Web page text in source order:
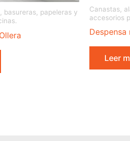
basureras, papeleras y
Canastas,
accesorios
Leer